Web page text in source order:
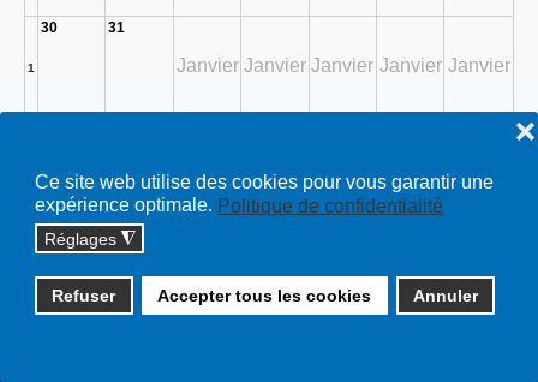
Ce site web utilise des cookies pour vous garantir une
expérience optimale. Politique de confidentialité
Réglages ◮
Refuser Accepter tous les cookies Annuler
❌
1
30 31
Janvier Janvier Janvier Janvier Janvier
Copyright © 2026 cossonay.ch - tous droits réservés | site :
solutions informatiques